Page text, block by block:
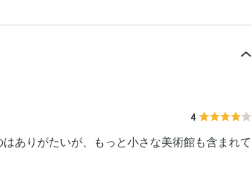
4
ありがたいが、もっと小さな美術館も含まれて